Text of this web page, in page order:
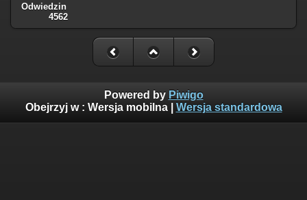
Odwiedzin
4562
Powered by Piwigo
Obejrzyj w : Wersja mobilna| Wersja standardowa